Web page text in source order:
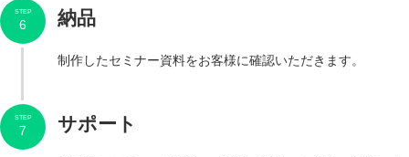
納品
制作したセミナー資料をお客様に確認いただきます。
STEP
6
サポート
STEP
7